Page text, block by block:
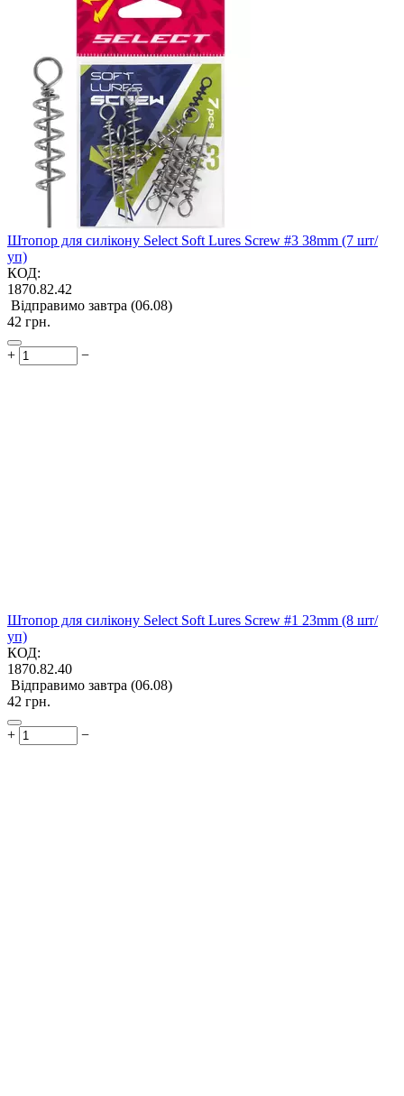
Штопор для силікону Select Soft Lures Screw #3 38mm (7 шт/
уп)
КОД:
1870.82.42
Відправимо завтра (06.08)
‍42‍ грн.
+ −
Штопор для силікону Select Soft Lures Screw #1 23mm (8 шт/
уп)
КОД:
1870.82.40
Відправимо завтра (06.08)
‍42‍ грн.
+ −